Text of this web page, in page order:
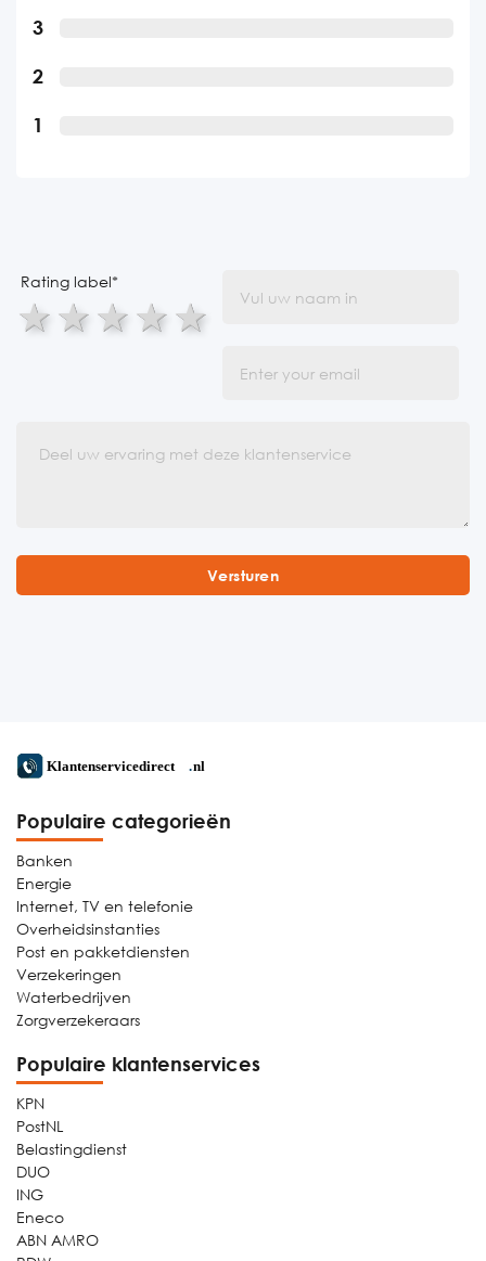
3
2
1
Rating label*
5 stars
4 stars
3 stars
2 stars
1 star
Populaire categorieën
Banken
Energie
Internet, TV en telefonie
Overheidsinstanties
Post en pakketdiensten
Verzekeringen
Waterbedrijven
Zorgverzekeraars
Populaire klantenservices
KPN
PostNL
Belastingdienst
DUO
ING
Eneco
ABN AMRO